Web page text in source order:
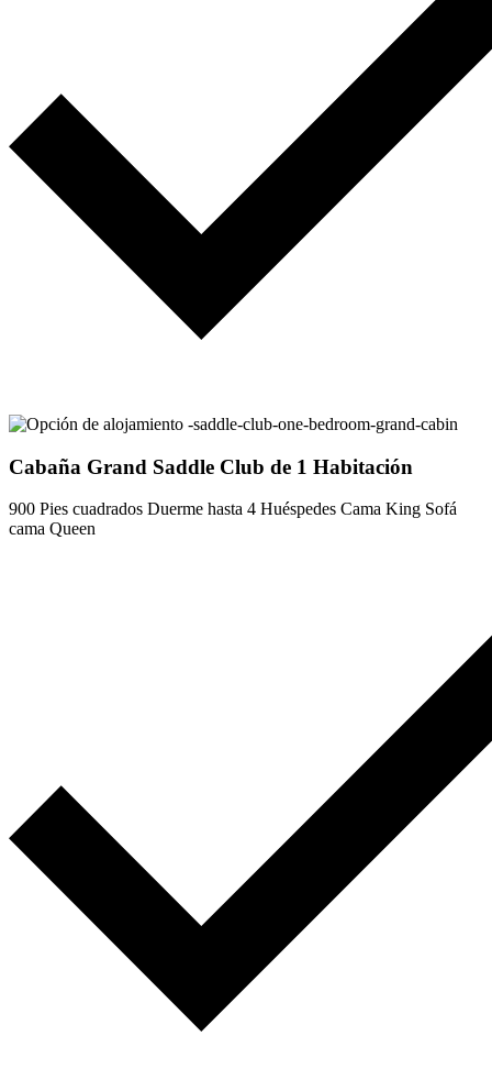
Cabaña Grand Saddle Club de 1 Habitación
900 Pies cuadrados Duerme hasta 4 Huéspedes Cama King Sofá
cama Queen